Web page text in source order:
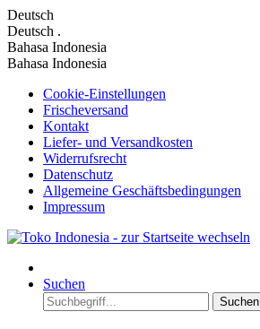
Deutsch
Deutsch .
Bahasa Indonesia
Bahasa Indonesia
Cookie-Einstellungen
Frischeversand
Kontakt
Liefer- und Versandkosten
Widerrufsrecht
Datenschutz
Allgemeine Geschäftsbedingungen
Impressum
Suchen
Suchen